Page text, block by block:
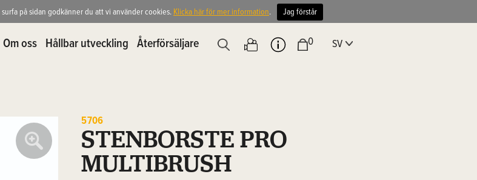
Återförsäljare
Hållbar utveckling
Om oss 0 SV
5706
STENBORSTE PRO
MULTIBRUSH
på sidan godkänner du att vi använder cookies. Klicka här för mer information. Jag förstår